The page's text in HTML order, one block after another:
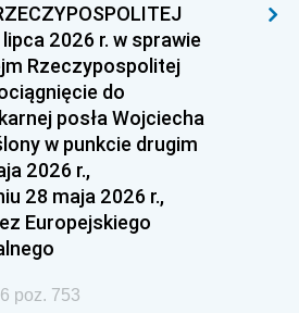
1953 1952
1950 1949
1947
1938 1937
1930
2026 r. w sprawie
Rzeczypospolitej
do
posła Wojciecha
w punkcie drugim
2026 r.,
28 maja 2026 r.,
Europejskiego
poz. 753